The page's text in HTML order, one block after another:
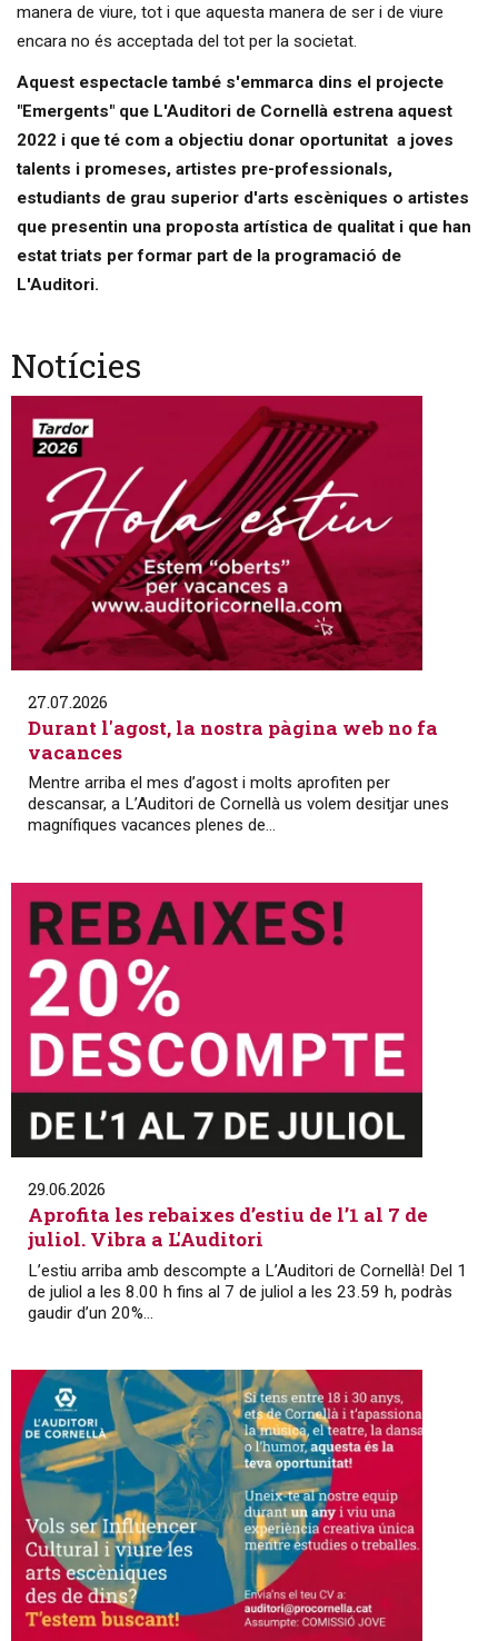
manera de viure, tot i que aquesta manera de ser i de viure
encara no és acceptada del tot per la societat.
Aquest espectacletambé s'emmarca dins el projecte
"Emergents" que L'Auditori de Cornellà estrena aquest
2022 i que té com a objectiu donar oportunitat a joves
talents i promeses, artistes pre-professionals,
estudiants de grau superior d'arts escèniques o artistes
que presentin una proposta artística de qualitat i que han
estat triats per formar part de la programació de
L'Auditori.
Notícies
27.07.2026
Durant l'agost, la nostra pàgina web no fa
vacances
Mentre arriba el mes d’agost i molts aprofiten per
descansar, a L’Auditori de Cornellà us volem desitjar unes
magnífiques vacances plenes de...
29.06.2026
Aprofita les rebaixes d’estiu de l’1 al 7 de
juliol. Vibra a L'Auditori
L’estiu arriba amb descompte a L’Auditori de Cornellà! Del 1
de juliol a les 8.00 h fins al 7 de juliol a les 23.59 h, podràs
gaudir d’un 20%...